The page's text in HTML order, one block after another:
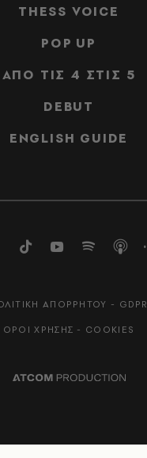
THESS VOICE
POP UP
ΑΠΟ ΤΙΣ 4 ΣΤΙΣ 5
DEBUT
ENGLISH GUIDE
ΑΠΟΡΡΗΤΟΥ - GDPR
ΟΡΟΙ ΧΡΗΣΗΣ - COOKIES